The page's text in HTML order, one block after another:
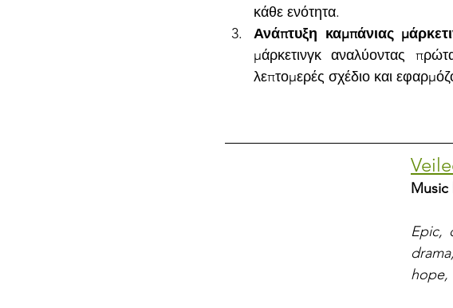
κάθε ενότητα.
Ανάπτυξη καμπάνιας
μάρκετινγκ αναλύοντας
λεπτομερές σχέδιο και
Music
Epic,
hope,